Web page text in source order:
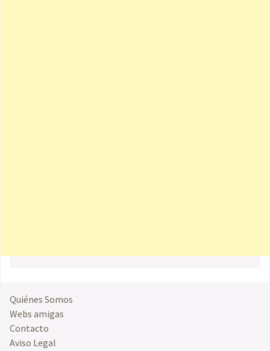
Quiénes Somos
Webs amigas
Contacto
Aviso Legal